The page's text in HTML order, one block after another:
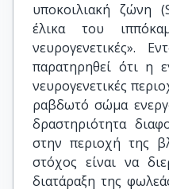
υποκοιλιακή ζώνη
έλικα του
νευρογενετικές».
παρατηρηθεί ότι η
νευρογενετικές
ραβδωτό σώμα
δραστηριότητα
στην περιοχή της
στόχος είναι να
διατάραξη της